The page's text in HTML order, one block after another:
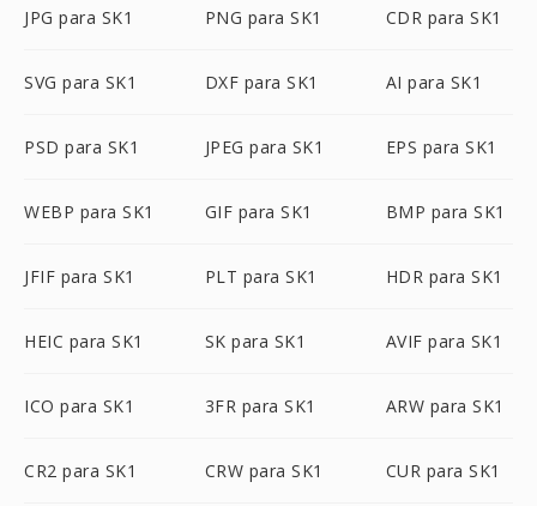
JPG para SK1 PNG para SK1 CDR para SK1
SVG para SK1 DXF para SK1 AI para SK1
PSD para SK1 JPEG para SK1 EPS para SK1
WEBP para SK1 GIF para SK1 BMP para SK1
JFIF para SK1 PLT para SK1 HDR para SK1
HEIC para SK1 SK para SK1 AVIF para SK1
ICO para SK1 3FR para SK1 ARW para SK1
CR2 para SK1 CRW para SK1 CUR para SK1